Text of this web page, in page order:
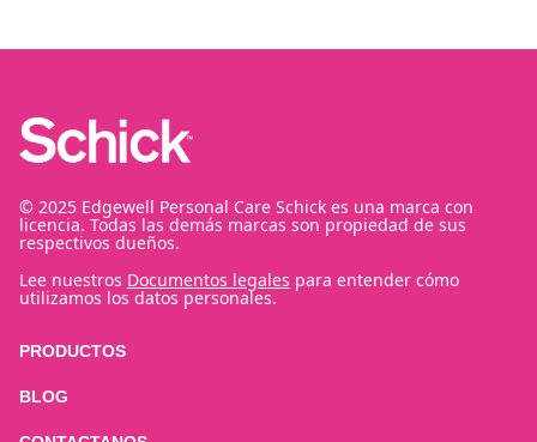
© 2025 Edgewell Personal Care Schick es una marca con
licencia. Todas las demás marcas son propiedad de sus
respectivos dueños.
Lee nuestros Documentos legales para entender cómo
utilizamos los datos personales.
PRODUCTOS
BLOG